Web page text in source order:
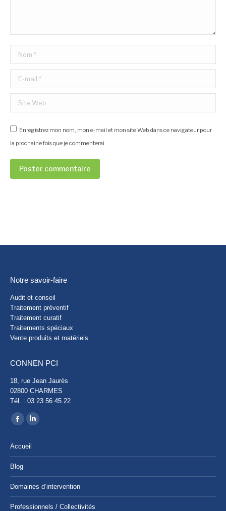
Nom *
E-mail *
Site Web
Enregistrez mon nom, mon e-mail et mon site Web dans ce navigateur pour
la prochaine fois que je commenterai.
Poster commentaire
Notre savoir-faire
Audit et conseil
Traitement préventif
Traitement curatif
Traitements spéciaux
Vente produits et matériels
CONNEN PCI
18, rue Jean Jaurès
02800 CHARMES
Tél. : 03 23 56 45 22
Trouvez nous sur :
Facebook
opens
in
new
window
LinkedIn
new
window
Accueil
Blog
Domaines d’intervention
Professionnels / Collectivités